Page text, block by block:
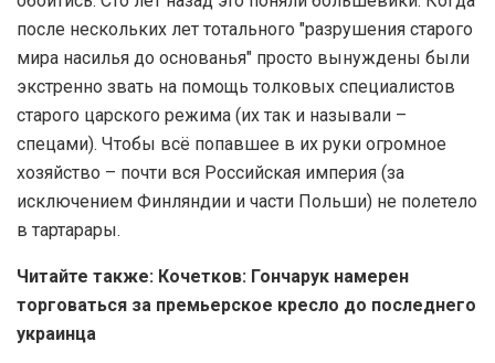
после нескольких лет тотального "разрушения старого
мира насилья до основанья" просто вынуждены были
экстренно звать на помощь толковых специалистов
старого царского режима (их так и называли –
спецами). Чтобы всё попавшее в их руки огромное
хозяйство – почти вся Российская империя (за
исключением Финляндии и части Польши) не полетело
в тартарары.
Читайте также: Кочетков: Гончарук намерен
торговаться за премьерское кресло до последнего
украинца